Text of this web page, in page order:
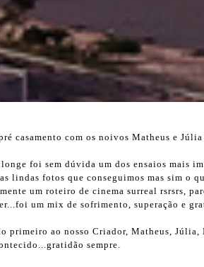
casamento com os noivos Matheus e
longe foi sem dúvida um dos ensaios mais
lindas fotos que conseguimos mas sim o
um roteiro de cinema surreal rsrsrs,
um mix de sofrimento, superação e
primeiro ao nosso Criador, Matheus,
sempre.